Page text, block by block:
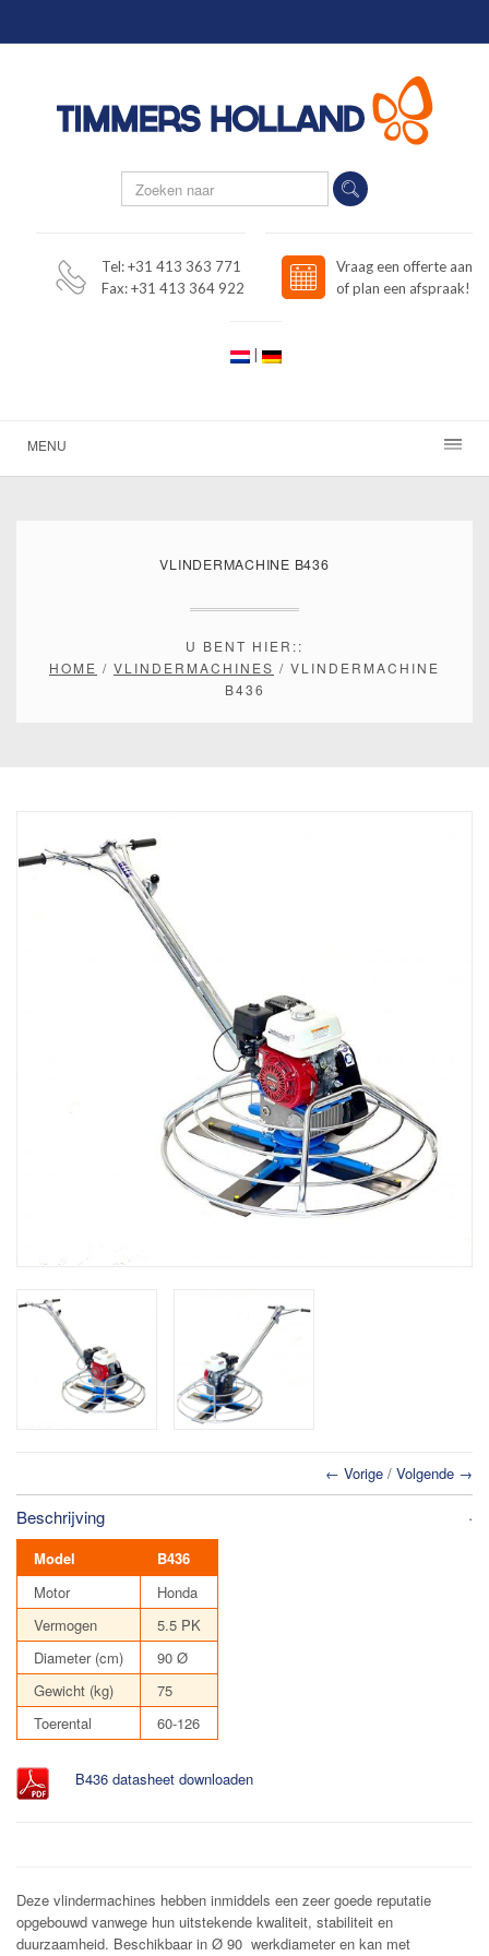
Tel: +31 413 363 771
Fax: +31 413 364 922
Vraag een offerte aan
of plan een afspraak!
|
MENU
VLINDERMACHINE B436
U BENT HIER::
HOME / VLINDERMACHINES / VLINDERMACHINE
B436
← Vorige / Volgende →
Beschrijving
Model
B436
Motor
Honda
Vermogen
5.5 PK
Diameter (cm)
90 Ø
Gewicht (kg)
75
Toerental
60-126
B436 datasheet downloaden
Deze vlindermachines hebben inmiddels een zeer goede reputatie
opgebouwd vanwege hun uitstekende kwaliteit, stabiliteit en
duurzaamheid. Beschikbaar in Ø 90 werkdiameter en kan met